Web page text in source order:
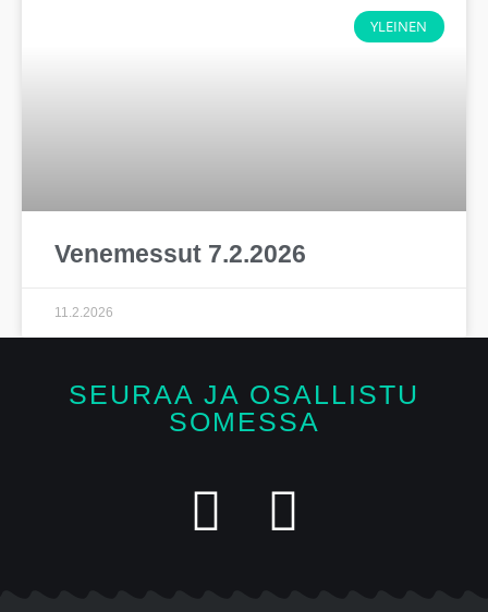
YLEINEN
Venemessut 7.2.2026
11.2.2026
SEURAA JA OSALLISTU
SOMESSA